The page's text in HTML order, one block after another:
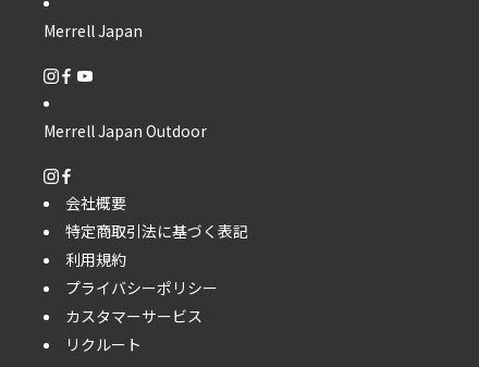
Merrell Japan
Merrell Japan Outdoor
会社概要
特定商取引法に基づく表記
利用規約
プライバシーポリシー
カスタマーサービス
リクルート